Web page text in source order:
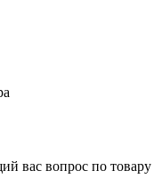
вас вопрос по товару